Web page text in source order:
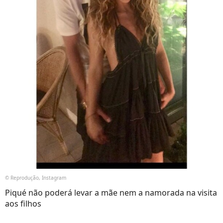
© Reprodução, Instagram
Piqué não poderá levar a mãe nem a namorada na visita
aos filhos